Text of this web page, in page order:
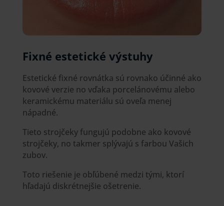
Fixné estetické výstuhy
Estetické fixné rovnátka sú rovnako účinné ako
kovové verzie no vďaka porcelánovému alebo
keramickému materiálu sú oveľa menej
nápadné.
Tieto strojčeky fungujú podobne ako kovové
strojčeky, no takmer splývajú s farbou Vašich
zubov.
Toto riešenie je obľúbené medzi tými, ktorí
hľadajú diskrétnejšie ošetrenie.